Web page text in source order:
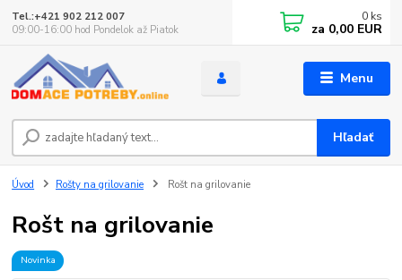
Menu
Hľadať
Tel.:+421 902 212 007
09:00-16:00 hod Pondelok až Piatok
0 ks
za 0,00 EUR
Úvod Rošty na grilovanie Rošt na grilovanie
Rošt na grilovanie
Novinka